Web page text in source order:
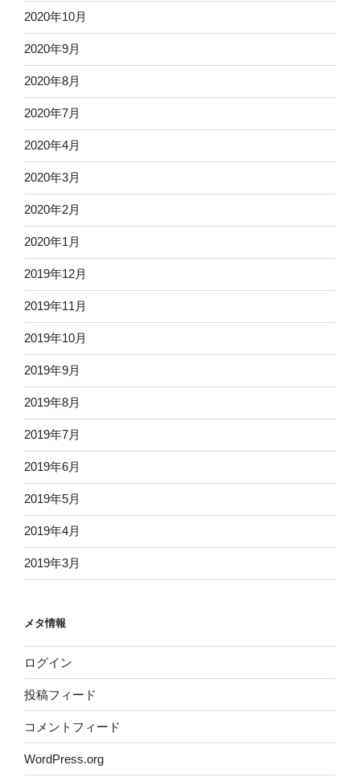
2020年10月
2020年9月
2020年8月
2020年7月
2020年4月
2020年3月
2020年2月
2020年1月
2019年12月
2019年11月
2019年10月
2019年9月
2019年8月
2019年7月
2019年6月
2019年5月
2019年4月
2019年3月
メタ情報
ログイン
投稿フィード
コメントフィード
WordPress.org